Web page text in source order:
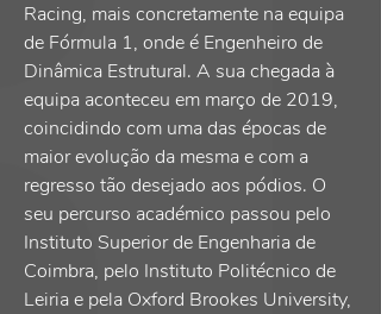
Racing, mais concretamente na equipa
de Fórmula 1, onde é Engenheiro de
Dinâmica Estrutural. A sua chegada à
equipa aconteceu em março de 2019,
coincidindo com uma das épocas de
maior evolução da mesma e com a
regresso tão desejado aos pódios. O
seu percurso académico passou pelo
Instituto Superior de Engenharia de
Coimbra, pelo Instituto Politécnico de
Leiria e pela Oxford Brookes University,